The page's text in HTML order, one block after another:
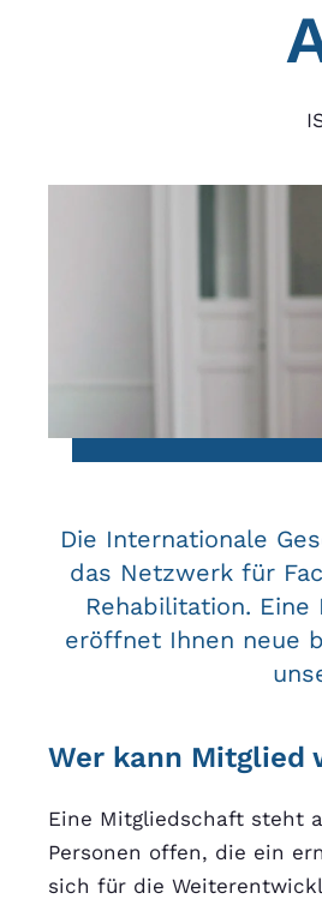
Die Internationale
das Netzwerk für
Rehabilitation.
eröffnet Ihnen neue
Wer kann Mitglied
Eine Mitgliedschaft steht
Personen offen, die ein
sich für die